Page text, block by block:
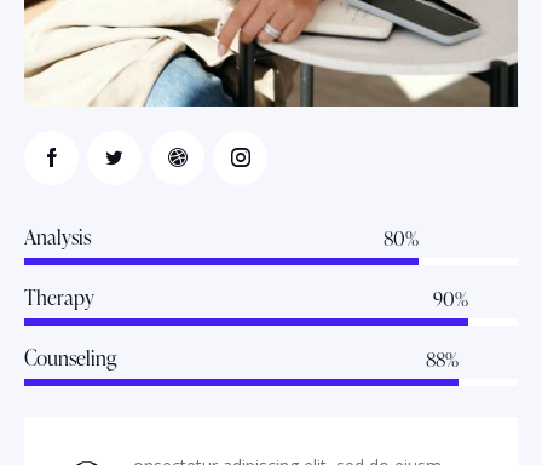
Analysis 80%
Therapy 90%
Counseling 88%